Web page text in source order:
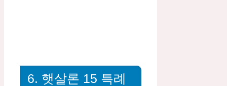
6. 햇살론 15 특례